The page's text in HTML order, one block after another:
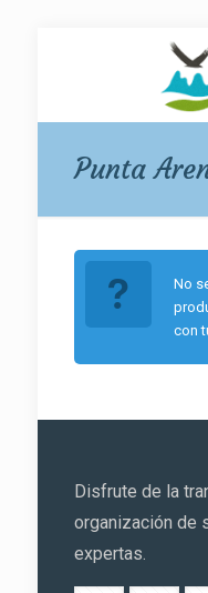
Punta
No
con
Disfrute de la
organización de
expertas.